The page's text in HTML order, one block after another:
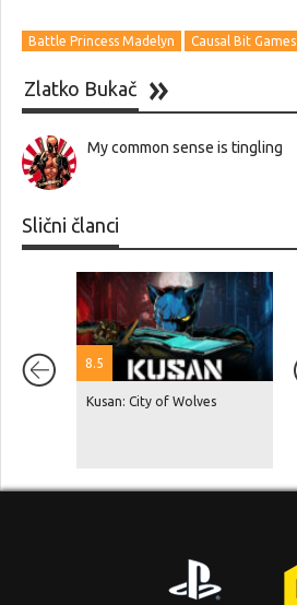
Battle Princess Madelyn Causal Bit Games
Zlatko Bukač
My common sense is tingling
Slični članci
8.5
Kusan: City of Wolves